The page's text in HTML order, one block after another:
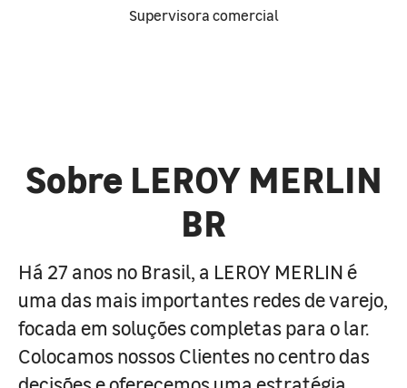
Supervisora comercial
Sobre LEROY MERLIN
BR
Há 27 anos no Brasil, a LEROY MERLIN é
uma das mais importantes redes de varejo,
focada em soluções completas para o lar.
Colocamos nossos Clientes no centro das